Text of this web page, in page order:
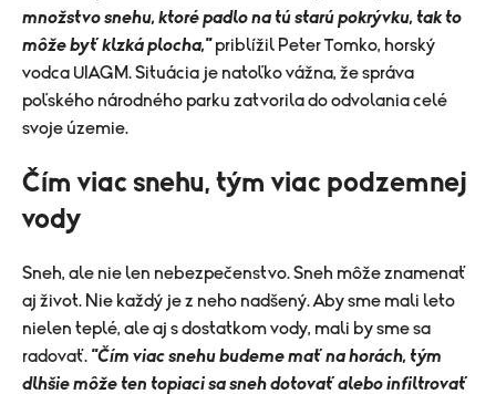
množstvo snehu, ktoré padlo na tú starú pokrývku, tak to
môže byť klzká plocha," priblížil Peter Tomko, horský
vodca UIAGM. Situácia je natoľko vážna, že správa
poľského národného parku zatvorila do odvolania celé
svoje územie.
Čím viac snehu, tým viac podzemnej
vody
Sneh, ale nie len nebezpečenstvo. Sneh môže znamenať
aj život. Nie každý je z neho nadšený. Aby sme mali leto
nielen teplé, ale aj s dostatkom vody, mali by sme sa
radovať. "Čím viac snehu budeme mať na horách, tým
dlhšie môže ten topiaci sa sneh dotovať alebo infiltrovať